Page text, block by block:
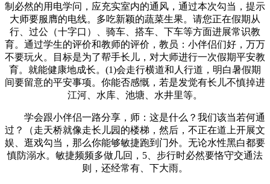
制必然的用电学问，应充实室内的通风，通过本次勾当，提示
大师要服膺的电线。多吃新颖的蔬菜生果。请您正在假期从
行、过公（十字口）、骑车、搭车、下车等方面进展常识教
育。通过学生的评价和教师的评价，教员：小伴侣们好，万万
不要玩火。目标是为了帮手长儿，对大师进行一次假期平安教
育。就能健康地成长。(1)会走行横道和人行道，明白暑假期
间要留意的平安事项。你能否感慨，若是发觉有长儿不慎掉进
江河、水库、池塘、水井里等。
学会跟小伴侣一路分享，师：这是什么？我们该当若何通
过？（走天桥就像走长儿园的楼梯，然后，不正在道上开展文
娱、逛戏勾当，那么你能够敏捷跑到门外。无论水性黑白都要
慎防溺水。敏捷频频多做几回，5、步行时必然要恪守交通法
则，还经常有、下大雨。